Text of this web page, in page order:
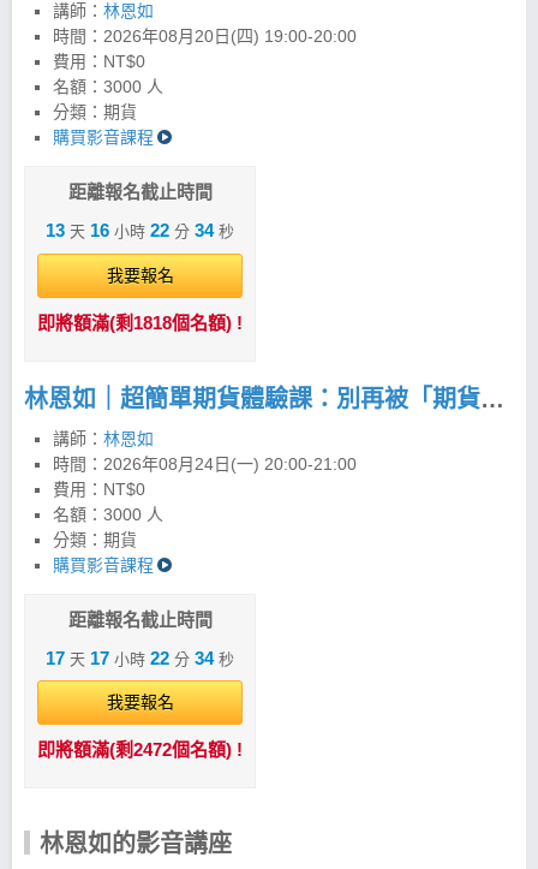
旺來Android下載 >>https://cmy.tw/00B2TP
講師： 林恩如
時間： 2026年08月20日(四) 19:00-20:00
費用：NT$0
名額：3000 人
分類：期貨
購買影音課程
距離報名截止時間
13 天 16 小時 22 分 34秒
我要報名
即將額滿(剩1818個名額) !
林恩如｜超簡單期貨體驗課：別再被「期貨很危險」限制你的獲利！
講師： 林恩如
時間： 2026年08月24日(一) 20:00-21:00
費用：NT$0
名額：3000 人
分類：期貨
購買影音課程
距離報名截止時間
17 天 17 小時 22 分 34秒
我要報名
即將額滿(剩2472個名額) !
林恩如的影音講座